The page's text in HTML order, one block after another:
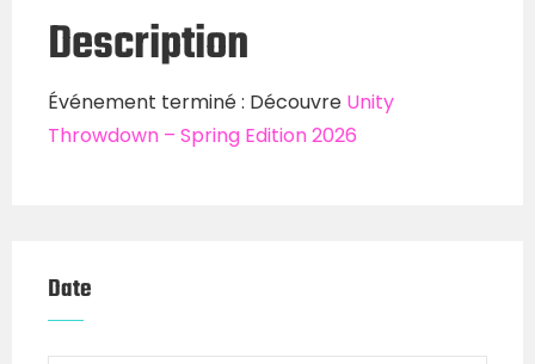
Description
Événement terminé : Découvre Unity
Throwdown – Spring Edition 2026
Date